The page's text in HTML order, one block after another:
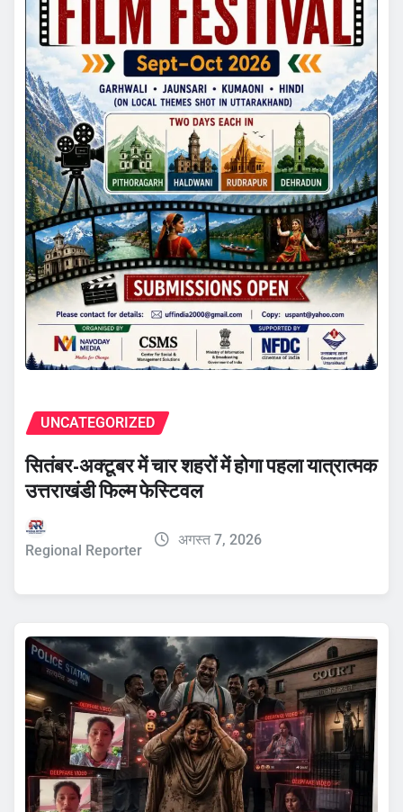
UNCATEGORIZED
सितंबर-अक्टूबर में चार शहरों में होगा पहला यात्रात्मक
उत्तराखंडी फिल्म फेस्टिवल
Regional Reporter
अगस्त 7, 2026